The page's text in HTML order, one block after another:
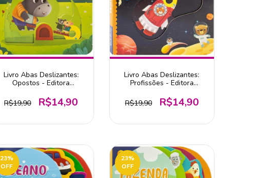
Livro Abas Deslizantes:
Opostos - Editora
R$19,90
R$14,90
Livro Abas Deslizantes:
Profissões - Editora
R$19,90
R$14,90
23%
OFF
23%
OFF